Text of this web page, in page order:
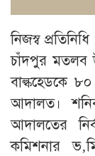
নিজস্ব প্রতিনিধি
চাঁদপুর মতলব
বাল্কহেডকে ৮০
আদালত।
আদালতের
কমিশনার